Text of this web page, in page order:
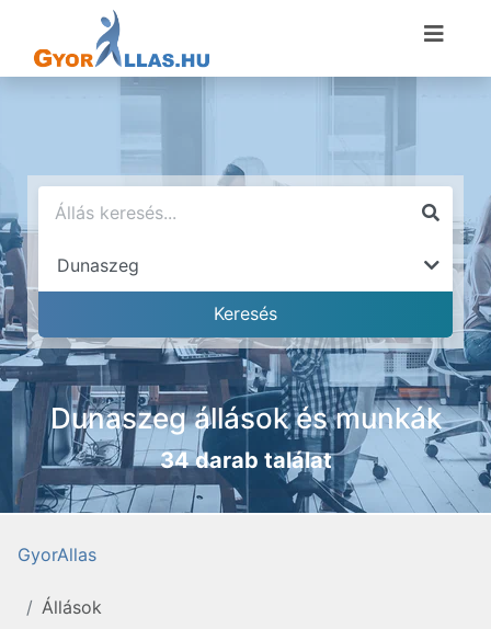
Dunaszeg állások és munkák
34 darab találat
GyorAllas
Állások